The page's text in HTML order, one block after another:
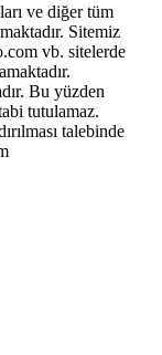
ve diğer tüm
Sitemiz
vb. sitelerde
Bu yüzden
tutulamaz.
talebinde